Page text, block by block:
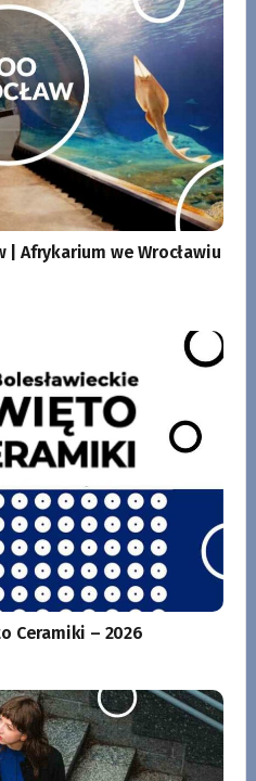
| Afrykarium we Wrocławiu
Ceramiki – 2026